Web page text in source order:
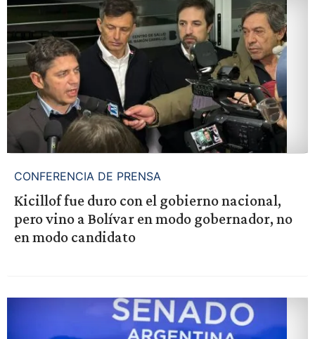
CONFERENCIA DE PRENSA
Kicillof fue duro con el gobierno nacional,
pero vino a Bolívar en modo gobernador, no
en modo candidato